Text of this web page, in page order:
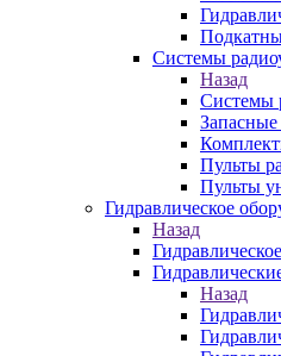
Системы
Назад
Системы
Запасные
Пульты
Пульты
Гидравлическое
Назад
Назад